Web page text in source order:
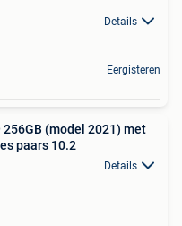
Details
Eergisteren
256GB (model 2021) met
paars 10.2
Details